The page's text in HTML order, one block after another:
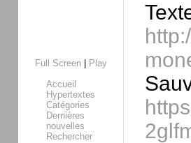
Full Screen|
Play
Accueil
Hypertextes
Catégories
Dernières
nouvelles
Rechercher